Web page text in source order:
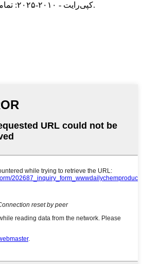
© کپی‌رایت - ۲۰۱۰-۲۰۲۵: تمامی حقوق محفوظ است.